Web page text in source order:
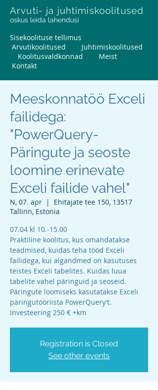
Arvuti- ja juhtimiskoolitused
oskus leida lahendusi
Sisekoolituse tellimus
Arvutikoolitused
Juhtimiskoolitused
Koolitusvaldkonnad
Meist
Kontakt
Meeskonnatöö Exceli
failidega:
"PowerQuery-
Päringute ja seoste
loomine erinevate
Exceli failide vahel"
N, 07. apr
  |
Ehitajate tee 150, 13517
Tallinn, Estonia
07.04 kl 10.-15.00
Praktiline koolitus, kus omandatakse
teadmised, kuidas teha tööd Exceli
failidega, kui algandmed on kasutuses
teistes Exceli tabelites. Kuidas luua
tabelite vahel päringuid ja seoseid.
Päringute loomiseks kasutatakse Exceli
päringutööriista PowerQuery’t.
Investeering 250 € +km
Registration is Closed
See other events